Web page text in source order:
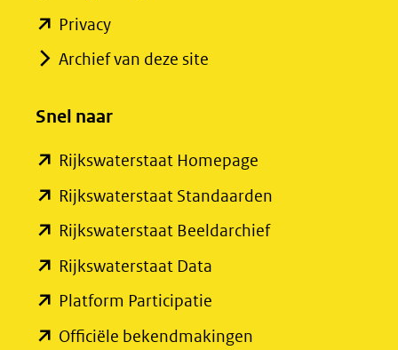
Privacy(opent
in
venster)
naar
een
andere
Archief van deze site
Snel naar
Rijkswaterstaat Homepage
in
Rijkswaterstaat Standaarden
Rijkswaterstaat Beeldarchief(opent
Rijkswaterstaat Data
Platform Participatie
in
Officiële bekendmakingen